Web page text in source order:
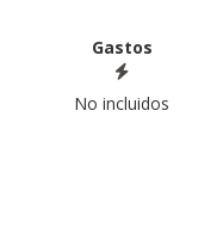
Gastos
No incluidos